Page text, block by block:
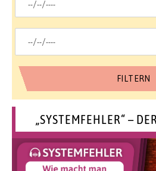
„SYSTEMFEHLER“ –